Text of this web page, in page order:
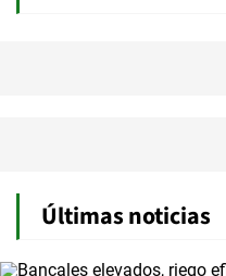
Últimas noticias